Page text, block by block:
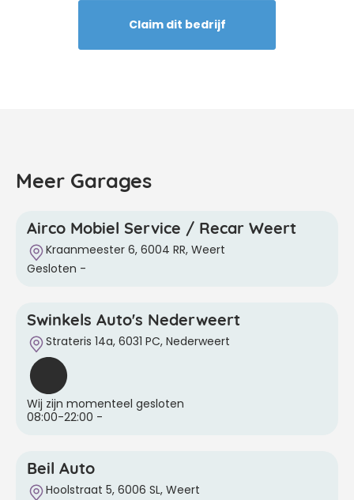
Claim dit bedrijf
Meer Garages
Airco Mobiel Service / Recar Weert
Kraanmeester 6, 6004 RR, Weert
Gesloten -
Swinkels Auto's Nederweert
Strateris 14a, 6031 PC, Nederweert
Wij zijn momenteel gesloten
08:00-22:00 -
Beil Auto
Hoolstraat 5, 6006 SL, Weert